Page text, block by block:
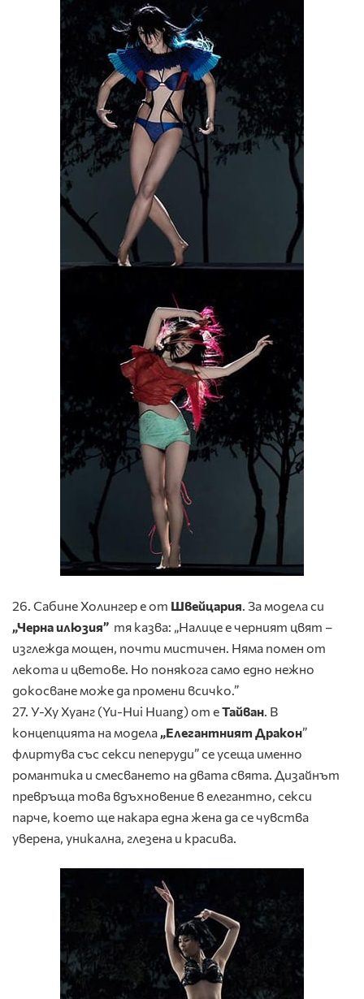
26. Сабине Холингер е от Швейцария. За модела си
„Черна илюзия” тя казва: „Налице е черният цвят –
изглежда мощен, почти мистичен. Няма помен от
лекота и цветове. Но понякога само едно нежно
докосване може да промени всичко.”
27. У-Ху Хуанг (Yu-Hui Huang) от еТайван. В
концепцията на модела „Елегантният Дракон”
флиртува със секси пеперуди” се усеща именно
романтика и смесването на двата свята. Дизайнът
превръща това вдъхновение в елегантно, секси
парче, което ще накара една жена да се чувства
уверена, уникална, глезена и красива.